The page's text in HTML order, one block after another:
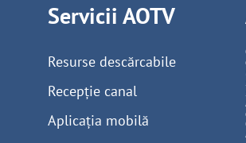
Servicii AOTV
Resurse descărcabile
Recepție canal
Aplicația mobilă